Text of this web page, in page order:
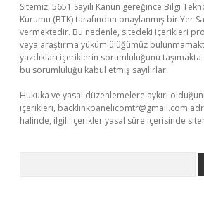
Sitemiz, 5651 Sayılı Kanun gereğince Bilgi
Kurumu (BTK) tarafından onaylanmış bir Yer
vermektedir. Bu nedenle, sitedeki içerikleri
veya araştırma yükümlülüğümüz
yazdıkları içeriklerin sorumluluğunu
bu sorumluluğu kabul etmiş sayılırlar.
Hukuka ve yasal düzenlemelere aykırı
içerikleri, backlinkpanelicomtr@gmail.com
halinde, ilgili içerikler yasal süre içerisinde